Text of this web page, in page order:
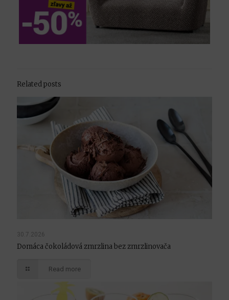
Related posts
30.7.2026
Domáca čokoládová zmrzlina bez zmrzlinovača
Read more